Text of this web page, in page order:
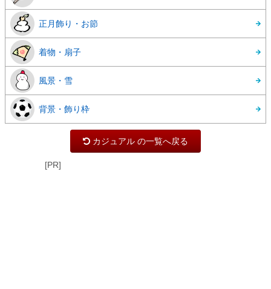
正月飾り・お節
着物・扇子
風景・雪
背景・飾り枠
カジュアル の一覧へ戻る
[PR]